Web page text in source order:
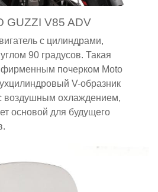
V85 ADV
с цилиндрами,
90 градусов. Такая
фирменным почерком Moto
V-образник
воздушным охлаждением,
основой для будущего